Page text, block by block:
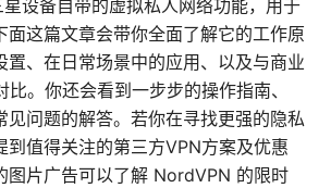
设备自带的虚拟私人网络功能，用于
面这篇文章会带你全面了解它的工作原
置、在日常场景中的应用、以及与商业
。你还会看到一步步的操作指南、
见问题的解答。若你在寻找更强的隐私
到值得关注的第三方VPN方案及优惠
图片广告可以了解 NordVPN 的限时